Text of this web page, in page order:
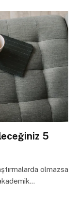
5
olmazsa